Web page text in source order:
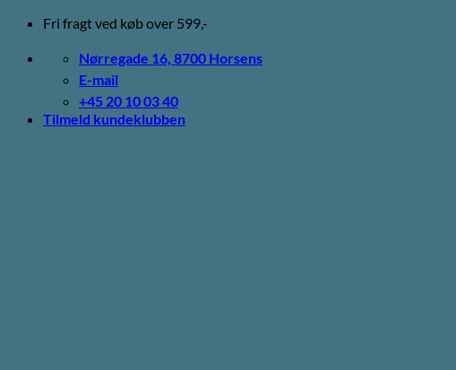
Fortsæt
indhold
Fri fragt ved køb over 599,-
Nørregade 16, 8700 Horsens
E-mail
+45 20 10 03 40
Tilmeld kundeklubben